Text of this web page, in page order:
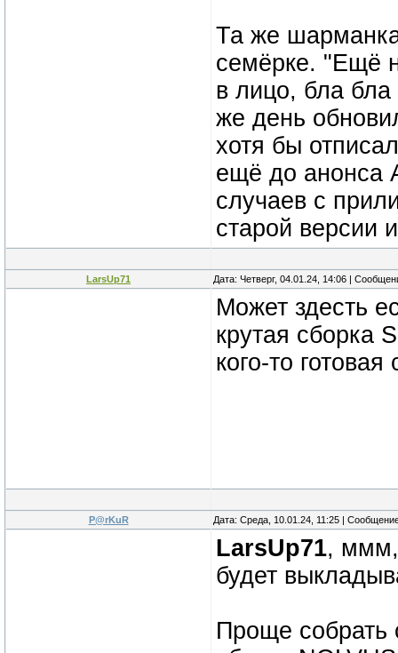
Та же
семёрке. "Ещё
в лицо, бла
же день
хотя бы
ещё до анонса
случаев с
старой версии
LarsUp71 Дата: Четверг, 04.01.24, 14:06 |
Может здесть
крутая сборка
кого-то
P@rKuR Дата: Среда, 10.01.24, 11:25 |
LarsUp71, ммм,
будет
Проще собрать